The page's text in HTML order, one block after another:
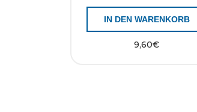
9,60€
IN DEN WARENKORB